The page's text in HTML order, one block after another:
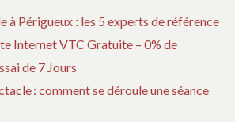
à Périgueux : les 5 experts de référence
Internet VTC Gratuite – 0% de
de 7 Jours
: comment se déroule une séance